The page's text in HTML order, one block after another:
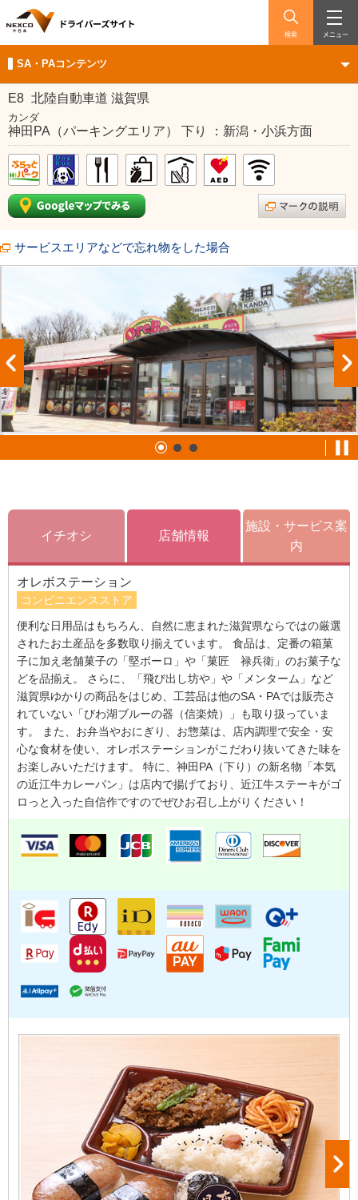
検索 メニュー
SA・PAコンテンツ
E8 北陸自動車道 滋賀県
カンダ
神田PA（パーキングエリア） 下り ：新潟・小浜方面
サービスエリアなどで忘れ物をした場合
イチオシ 店舗情報
施設・サービス案
内
オレボステーション
コンビニエンスストア
便利な日用品はもちろん、自然に恵まれた滋賀県ならではの厳選
されたお土産品を多数取り揃えています。 食品は、定番の箱菓
子に加え老舗菓子の「堅ボーロ」や「菓匠 禄兵衛」のお菓子な
どを品揃え。 さらに、「飛び出し坊や」や「メンターム」など
滋賀県ゆかりの商品をはじめ、工芸品は他のSA・PAでは販売さ
れていない「びわ湖ブルーの器（信楽焼）」も取り扱っていま
す。 また、お弁当やおにぎり、お惣菜は、店内調理で安全・安
心な食材を使い、オレボステーションがこだわり抜いてきた味を
お楽しみいただけます。 特に、神田PA（下り）の新名物「本気
の近江牛カレーパン」は店内で揚げており、近江牛ステーキがゴ
ロっと入った自信作ですのでぜひお召し上がりください！